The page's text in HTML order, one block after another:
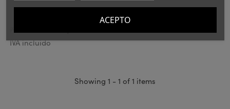
IVA incluido
Showing 1 - 1 of 1 items
ACEPTO